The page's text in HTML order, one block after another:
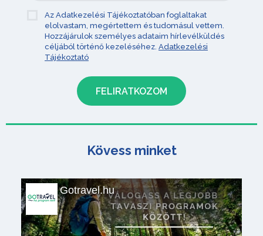
Az Adatkezelési Tájékoztatóban foglaltakat
elolvastam, megértettem és tudomásul vettem.
Hozzájárulok személyes adataim hírlevélküldés
céljából történő kezeléséhez. Adatkezelési
Tájékoztató
Kövess minket
Gotravel.hu